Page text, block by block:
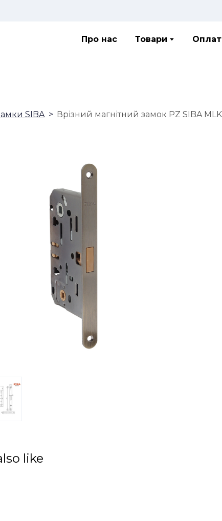
Про нас Товари
SIBA Врізний магнітний замок PZ SIBA
like